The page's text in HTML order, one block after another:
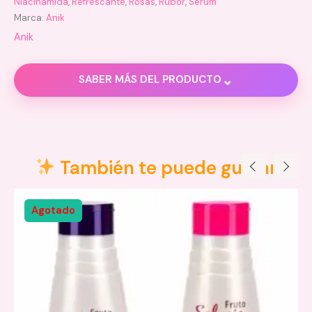
Marca: Anik
Anik
SABER MÁS DEL PRODUCTO ⌄
Valoraciones (0)También te puede gustar
Agotado